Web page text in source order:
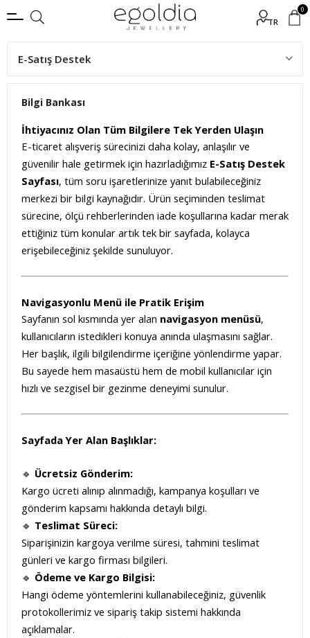
TR
0
E-Satış Destek
Taksit Seçenekleri
Teslimat Süreci
İptal, İade ve Değişim
Yüzük Ölçüsü
Kolye Ölçüsü
Bileklik Ölçüsü
Bilgi Bankası
İhtiyacınız Olan Tüm Bilgilere Tek Yerden Ulaşın
E-ticaret alışveriş sürecinizi daha kolay, anlaşılır ve
güvenilir hale getirmek için hazırladığımız E-Satış Destek
Sayfası, tüm soru işaretlerinize yanıt bulabileceğiniz
merkezi bir bilgi kaynağıdır. Ürün seçiminden teslimat
sürecine, ölçü rehberlerinden iade koşullarına kadar merak
ettiğiniz tüm konular artık tek bir sayfada, kolayca
erişebileceğiniz şekilde sunuluyor.
Navigasyonlu Menü ile Pratik Erişim
Sayfanın sol kısmında yer alan navigasyon menüsü,
kullanıcıların istedikleri konuya anında ulaşmasını sağlar.
Her başlık, ilgili bilgilendirme içeriğine yönlendirme yapar.
Bu sayede hem masaüstü hem de mobil kullanıcılar için
hızlı ve sezgisel bir gezinme deneyimi sunulur.
Sayfada Yer Alan Başlıklar:
🔹 Ücretsiz Gönderim:
Kargo ücreti alınıp alınmadığı, kampanya koşulları ve
gönderim kapsamı hakkında detaylı bilgi.
🔹 Teslimat Süreci:
Siparişinizin kargoya verilme süresi, tahmini teslimat
günleri ve kargo firması bilgileri.
🔹 Ödeme ve Kargo Bilgisi:
Hangi ödeme yöntemlerini kullanabileceğiniz, güvenlik
protokollerimiz ve sipariş takip sistemi hakkında
açıklamalar.